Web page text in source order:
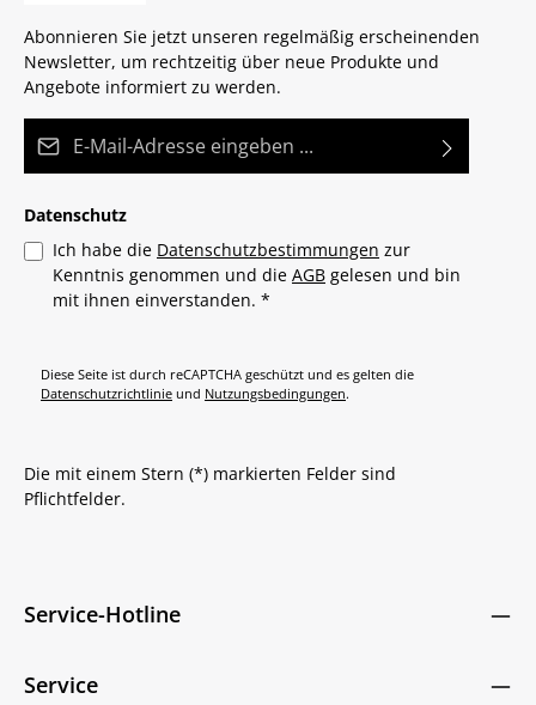
Abonnieren Sie jetzt unseren regelmäßig erscheinenden
Newsletter, um rechtzeitig über neue Produkte und
Angebote informiert zu werden.
Datenschutz
Ich habe die Datenschutzbestimmungen zur
Kenntnis genommen und die AGB gelesen und bin
mit ihnen einverstanden. *
Diese Seite ist durch reCAPTCHA geschützt und es gelten die
Datenschutzrichtlinie und Nutzungsbedingungen.
Die mit einem Stern (*) markierten Felder sind
Pflichtfelder.
Service-Hotline
Service